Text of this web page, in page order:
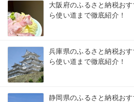
大阪府のふるさと納税お
ら使い道まで徹底紹介！
兵庫県のふるさと納税お
ら使い道まで徹底紹介！
静岡県のふるさと納税お